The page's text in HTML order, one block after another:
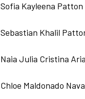
Sofia Kayleena
Sebastian Khalil
Naia Julia Cristina
Chloe Maldonado